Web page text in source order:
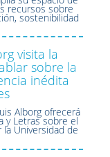
recursos sobre
sostenibilidad
visita la
sobre la
inédita
Alborg ofrecerá
y Letras sobre el
Universidad de